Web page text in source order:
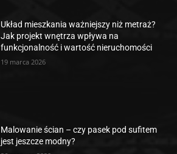
Układ mieszkania ważniejszy niż metraż?
Jak projekt wnętrza wpływa na
funkcjonalność i wartość nieruchomości
19 marca 2026
Malowanie ścian – czy pasek pod sufitem
jest jeszcze modny?